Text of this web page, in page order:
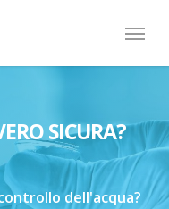
Menu
SICURA?
dell'acqua?